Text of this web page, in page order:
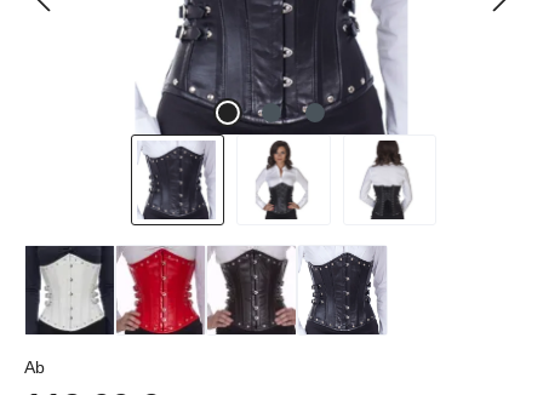
AbRegulärer Preis: